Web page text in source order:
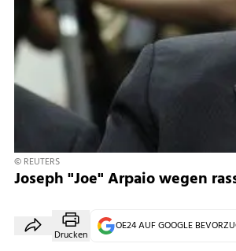
© REUTERS
Joseph "Joe" Arpaio wegen
Drucken
OE24 AUF GOOGLE